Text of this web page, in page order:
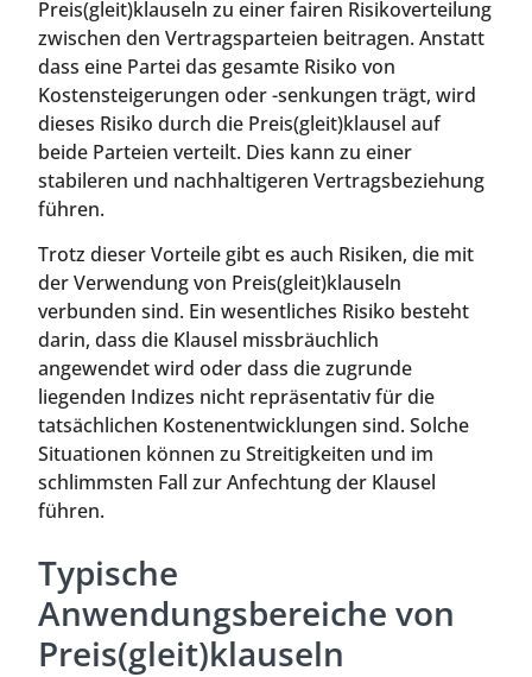
Preis(gleit)klauseln zu einer fairen Risikoverteilung
zwischen den Vertragsparteien beitragen. Anstatt
dass eine Partei das gesamte Risiko von
Kostensteigerungen oder -senkungen trägt, wird
dieses Risiko durch die Preis(gleit)klausel auf
beide Parteien verteilt. Dies kann zu einer
stabileren und nachhaltigeren Vertragsbeziehung
führen.
Trotz dieser Vorteile gibt es auch Risiken, die mit
der Verwendung von Preis(gleit)klauseln
verbunden sind. Ein wesentliches Risiko besteht
darin, dass die Klausel missbräuchlich
angewendet wird oder dass die zugrunde
liegenden Indizes nicht repräsentativ für die
tatsächlichen Kostenentwicklungen sind. Solche
Situationen können zu Streitigkeiten und im
schlimmsten Fall zur Anfechtung der Klausel
führen.
Typische
Anwendungsbereiche von
Preis(gleit)klauseln